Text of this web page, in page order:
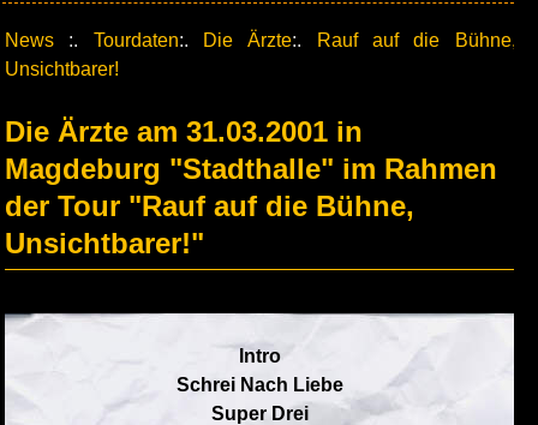
News :. Tourdaten:. Die Ärzte:.
Rauf auf die Bühne,
Unsichtbarer!
Die Ärzte am 31.03.2001 in
Magdeburg "Stadthalle" im Rahmen
der Tour "Rauf auf die Bühne,
Unsichtbarer!"
Intro
Schrei Nach Liebe
Super Drei